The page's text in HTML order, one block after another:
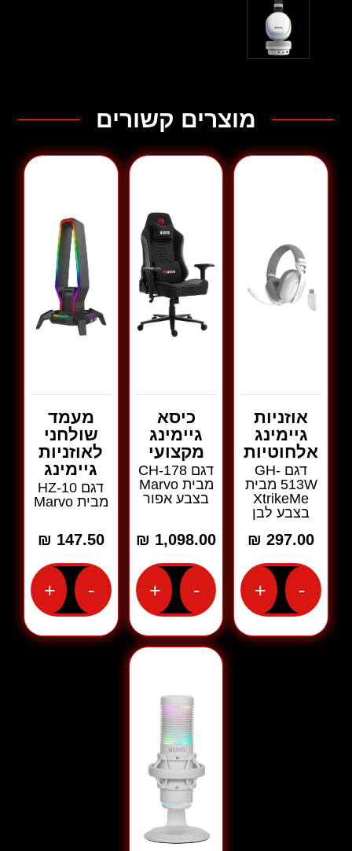
תקשורת ברורה ומדויקת
וברורה לצוות.
מוצרים קשורים
אוזניות
גיימינג
אלחוטיות
דגם GH-
513W מבית
XtrikeMe
בצבע לבן
297.00
₪
-
כמות
של
אוזניות
גיימינג
אלחוטיות
+
כיסא
גיימינג
מקצועי
דגם CH-178
מבית Marvo
בצבע אפור
1,098.00
₪
-
כמות
של
כיסא
גיימינג
מקצועי
מבית
Marvo
בצבע
אפור
+
מעמד
שולחני
לאוזניות
גיימינג
דגם HZ-10
מבית Marvo
147.50
₪
-
כמות
של
מעמד
שולחני
לאוזניות
+